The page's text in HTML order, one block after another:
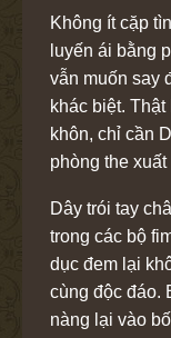
Không ít cặp
luyến ái bằng
vẫn muốn say
khác biệt.
khôn, chỉ cần
phòng the xuất
Dây trói tay
trong các bộ
dục đem lại
cùng độc đáo.
nàng lại vào